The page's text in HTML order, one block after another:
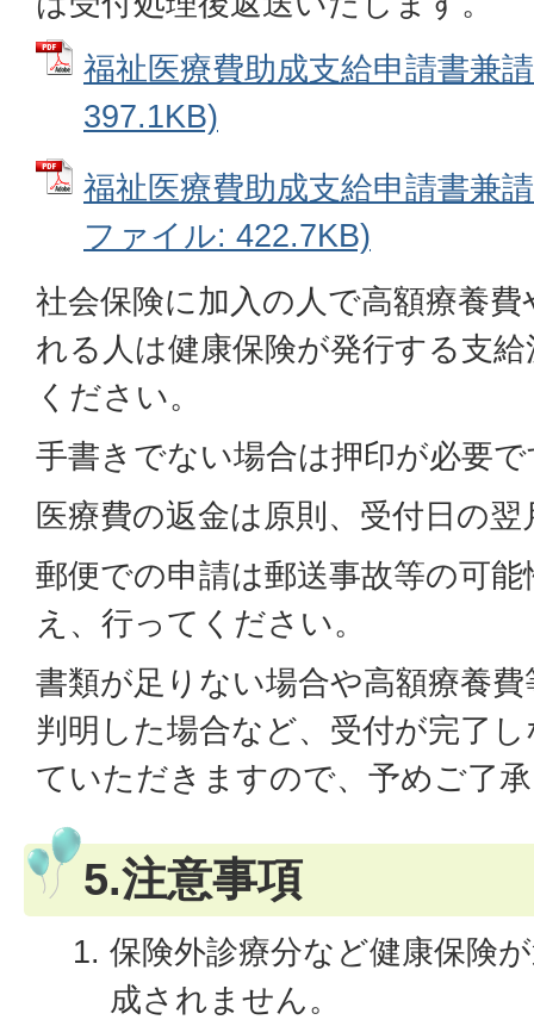
福祉医療費助成支給申請書兼
397.1KB)
福祉医療費助成支給申請書兼
ファイル: 422.7KB)
社会保険に加入の人で高額療養
れる人は健康保険が発行する支
ください。
手書きでない場合は押印が必要
医療費の返金は原則、受付日の
郵便での申請は郵送事故等の可
え、行ってください。
書類が足りない場合や高額療養
判明した場合など、受付が完了
ていただきますので、予めご了
5.注意事項
保険外診療分など健康保険
成されません。